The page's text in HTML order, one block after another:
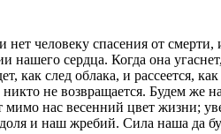
человеку спасения от
сердца. Когда она
как след облака, и рассеется,
не возвращается. Будем же
нас весенний цвет жизни;
и наш жребий. Сила наша да